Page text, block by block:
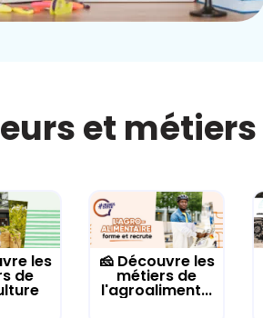
et métiers
les
de
🧀 Découvre les
métiers de
l'agroaliment...